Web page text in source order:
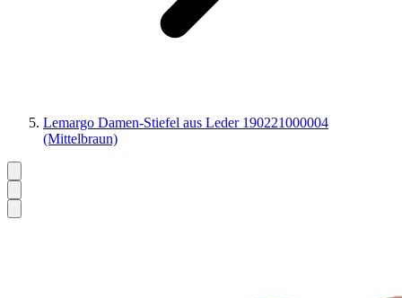
Lemargo Damen-Stiefel aus Leder 190221000004
(Mittelbraun)